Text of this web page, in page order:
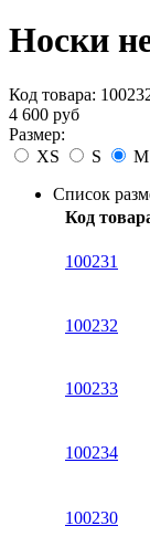
Носки
Код товара:
4 600 руб
Размер:
XS
S M
Список
Код
100231
100232
100233
100234
100230